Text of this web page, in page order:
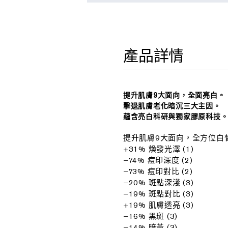
產品詳情
提升肌膚9大面向，全面亮白。
擊退肌膚老化暗沉三大主因。
蘊含亮白科研與獨家膠原科技。
提升肌膚9大面向，全方位白
+31% 煥發光澤 (1)
–74% 痘印深度 (2)
–73% 痘印對比 (2)
–20% 斑點深淺 (3)
–19% 斑點對比 (3)
+19% 肌膚透亮 (3)
–16% 黑斑 (3)